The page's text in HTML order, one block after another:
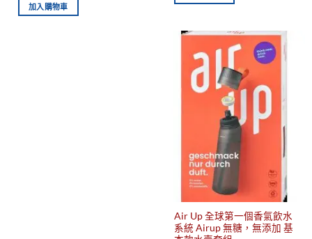
加入購物車
Air Up 全球第一個香氣飲水
系統 Airup 無糖，無添加 基